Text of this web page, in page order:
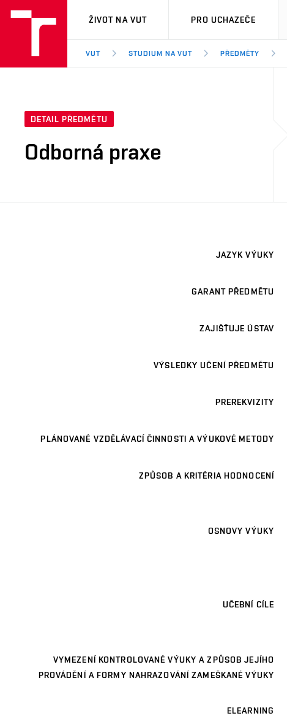
VUT
ŽIVOT NA VUT PRO UCHAZEČE
VUT STUDIUM NA VUT PŘEDMĚTY
DETAIL PŘEDMĚTU
Odborná praxe
JAZYK VÝUKY
GARANT PŘEDMĚTU
ZAJIŠŤUJE ÚSTAV
VÝSLEDKY UČENÍ PŘEDMĚTU
PREREKVIZITY
PLÁNOVANÉ VZDĚLÁVACÍ ČINNOSTI A VÝUKOVÉ METODY
ZPŮSOB A KRITÉRIA HODNOCENÍ
OSNOVY VÝUKY
UČEBNÍ CÍLE
VYMEZENÍ KONTROLOVANÉ VÝUKY A ZPŮSOB JEJÍHO
PROVÁDĚNÍ A FORMY NAHRAZOVÁNÍ ZAMEŠKANÉ VÝUKY
ELEARNING